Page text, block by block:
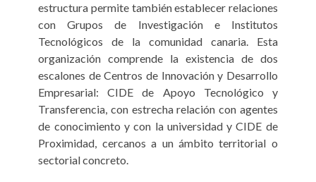
estructura permite también establecer relaciones
con Grupos de Investigación e Institutos
Tecnológicos de la comunidad canaria. Esta
organización comprende la existencia de dos
escalones de Centros de Innovación y Desarrollo
Empresarial: CIDE de Apoyo Tecnológico y
Transferencia, con estrecha relación con agentes
de conocimiento y con la universidad y CIDE de
Proximidad, cercanos a un ámbito territorial o
sectorial concreto.